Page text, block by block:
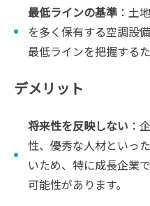
最低ラインの基準 ：土
を多く保有する空調設
最低ラインを把握する
デメリット
将来性を反映しない ：
性、優秀な人材といっ
いため、特に成長企業
可能性があります。